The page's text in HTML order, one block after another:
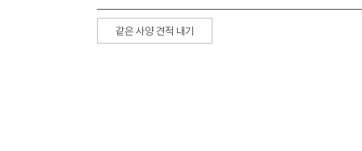
같은 사양 견적 내기